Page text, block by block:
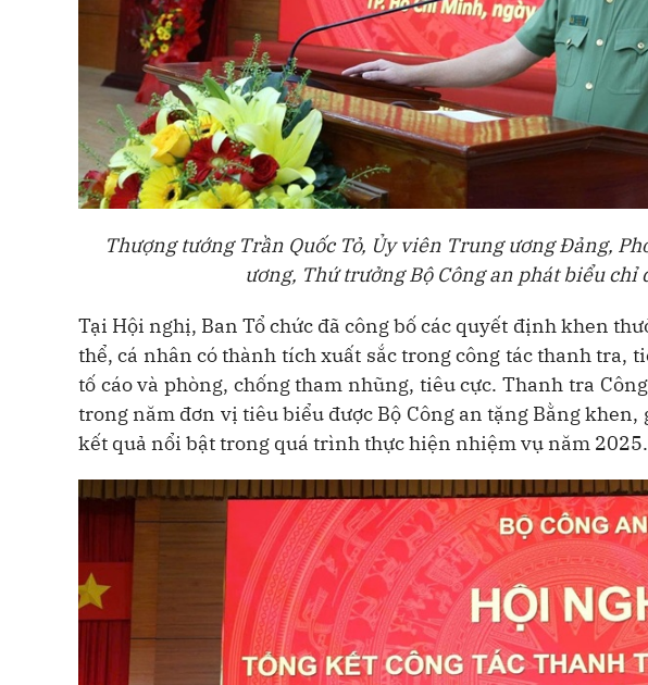
Thượng tướng Trần Quốc Tỏ, Ủy viên Trung ương Đảng,
ương, Thứ trưởng Bộ Công an phát biểu chỉ
Tại Hội nghị, Ban Tổ chức đã công bố các quyết định khen
thể, cá nhân có thành tích xuất sắc trong công tác thanh tra,
tố cáo và phòng, chống tham nhũng, tiêu cực. Thanh tra
trong năm đơn vị tiêu biểu được Bộ Công an tặng Bằng
kết quả nổi bật trong quá trình thực hiện nhiệm vụ năm 2025.